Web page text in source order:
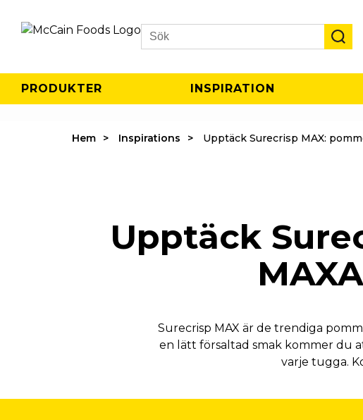
Search
PRODUKTER INSPIRATION
Hem Inspirations Upptäck Surecrisp MAX:
Upptäck
Surecrisp MAX är de trendiga
en lätt försaltad smak kommer du
varje tugga.